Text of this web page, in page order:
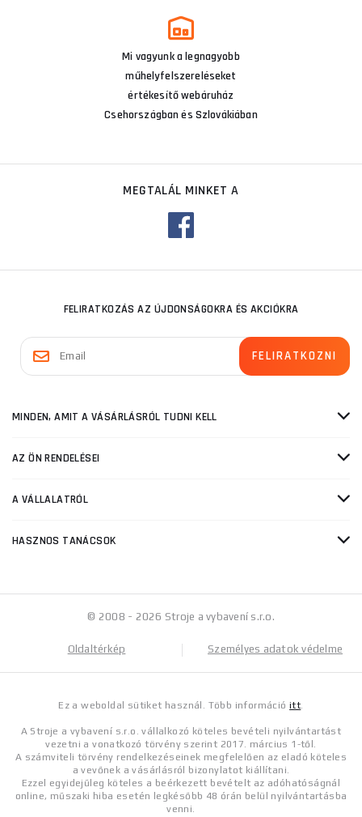
Mi vagyunk a legnagyobb
műhelyfelszereléseket
értékesítő webáruház
Csehországban és Szlovákiában
MEGTALÁL MINKET A
FELIRATKOZÁS AZ ÚJDONSÁGOKRA ÉS AKCIÓKRA
MINDEN, AMIT A VÁSÁRLÁSRÓL TUDNI KELL
AZ ÖN RENDELÉSEI
A VÁLLALATRÓL
HASZNOS TANÁCSOK
© 2008 - 2026 Stroje a vybavení s.r.o.
Oldaltérkép Személyes adatok védelme
Ez a weboldal sütiket használ. Több információitt.
A Stroje a vybavení s.r.o. vállalkozó köteles bevételi nyilvántartást
vezetni a vonatkozó törvény szerint 2017. március 1-től.
A számviteli törvény rendelkezéseinek megfelelően az eladó köteles
a vevőnek a vásárlásról bizonylatot kiállítani.
Ezzel egyidejűleg köteles a beérkezett bevételt az adóhatóságnál
online, műszaki hiba esetén legkésőbb 48 órán belül nyilvántartásba
venni.